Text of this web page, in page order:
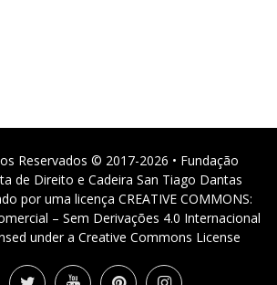
Reservados © 2017-2026 • Fundação
de Direito e Cadeira San Tiago Dantas
por uma licença CREATIVE COMMONS:
– Sem Derivações 4.0 Internacional
under a Creative Commons License